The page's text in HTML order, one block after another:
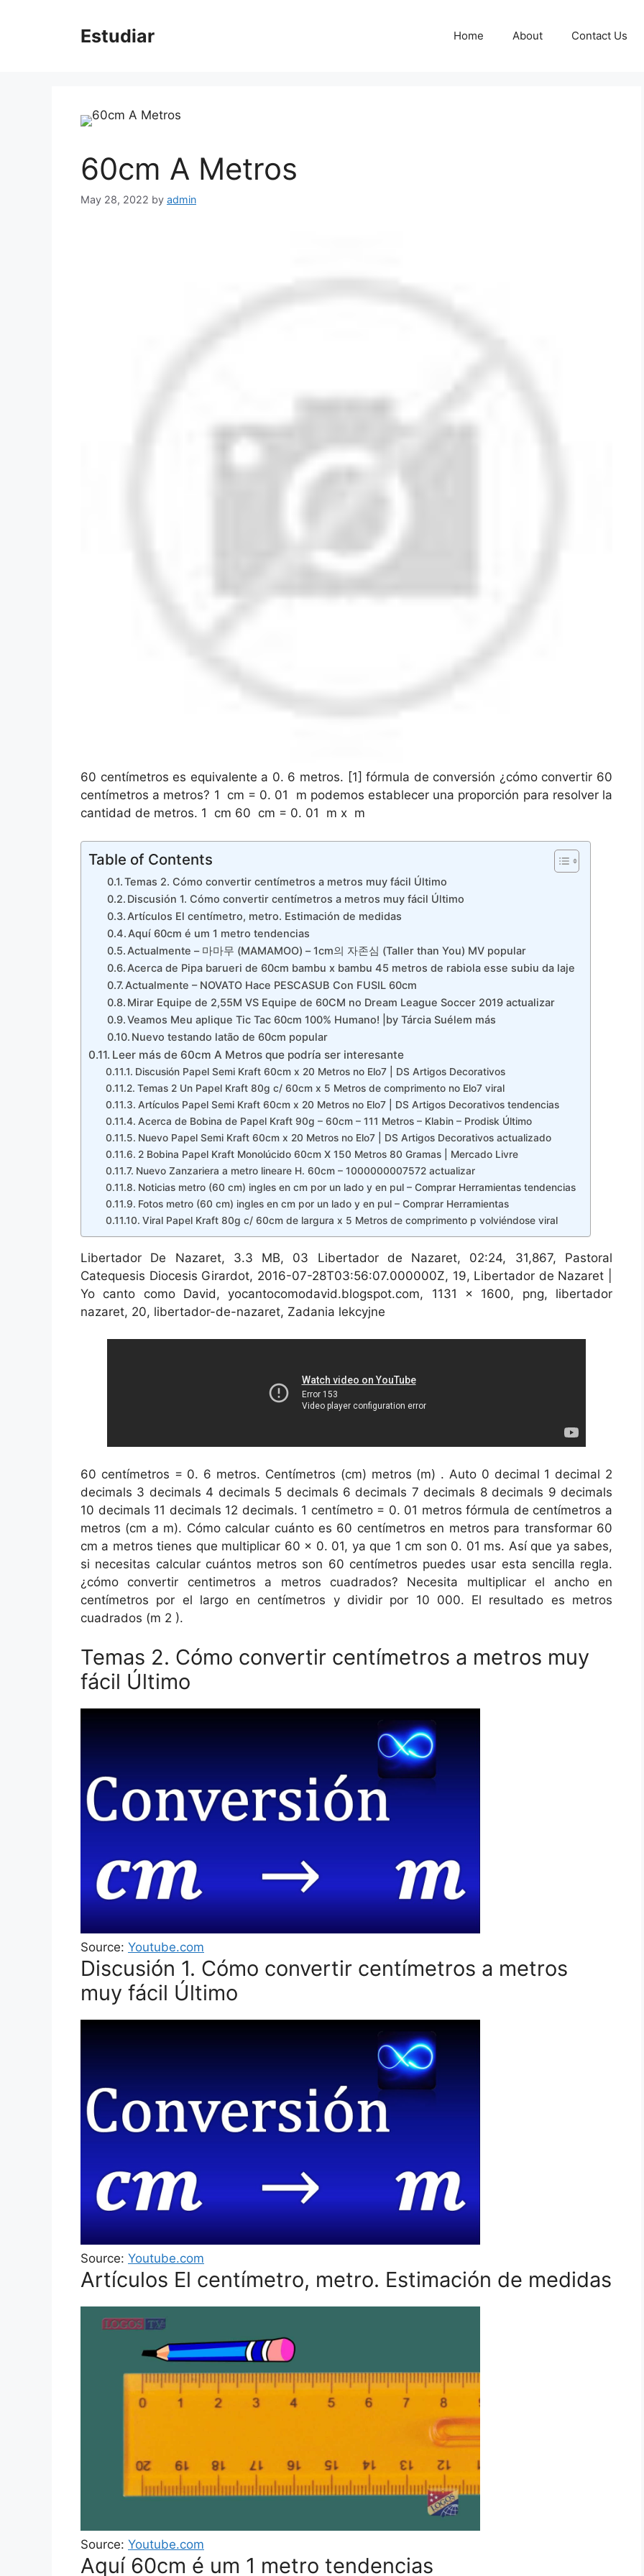
Estudiar Home About Contact Us
60cm A Metros
May 28, 2022 by admin
60 centímetros es equivalente a 0. 6 metros. [1] fórmula de conversión ¿cómo convertir 60
centímetros a metros? 1 ⁢ cm = 0. 01 ⁢ m podemos establecer una proporción para resolver la
cantidad de metros. 1 ⁢ cm 60 ⁢ cm = 0. 01 ⁢ m x ⁢ m
Table of Contents
Temas 2. Cómo convertir centímetros a metros muy fácil Último
Discusión 1. Cómo convertir centímetros a metros muy fácil Último
Artículos El centímetro, metro. Estimación de medidas
Aquí 60cm é um 1 metro tendencias
Actualmente – 마마무 (MAMAMOO) – 1cm의 자존심 (Taller than You) MV popular
Acerca de Pipa barueri de 60cm bambu x bambu 45 metros de rabiola esse subiu da laje
Actualmente – NOVATO Hace PESCASUB Con FUSIL 60cm
Mirar Equipe de 2,55M VS Equipe de 60CM no Dream League Soccer 2019 actualizar
Veamos Meu aplique Tic Tac 60cm 100% Humano! |by Tárcia Suélem más
Nuevo testando latão de 60cm popular
Leer más de 60cm A Metros que podría ser interesante
Discusión Papel Semi Kraft 60cm x 20 Metros no Elo7 | DS Artigos Decorativos
Temas 2 Un Papel Kraft 80g c/ 60cm x 5 Metros de comprimento no Elo7 viral
Artículos Papel Semi Kraft 60cm x 20 Metros no Elo7 | DS Artigos Decorativos tendencias
Acerca de Bobina de Papel Kraft 90g – 60cm – 111 Metros – Klabin – Prodisk Último
Nuevo Papel Semi Kraft 60cm x 20 Metros no Elo7 | DS Artigos Decorativos actualizado
2 Bobina Papel Kraft Monolúcido 60cm X 150 Metros 80 Gramas | Mercado Livre
Nuevo Zanzariera a metro lineare H. 60cm – 1000000007572 actualizar
Noticias metro (60 cm) ingles en cm por un lado y en pul – Comprar Herramientas tendencias
Fotos metro (60 cm) ingles en cm por un lado y en pul – Comprar Herramientas
Viral Papel Kraft 80g c/ 60cm de largura x 5 Metros de comprimento p volviéndose viral
Libertador De Nazaret, 3.3 MB, 03 Libertador de Nazaret, 02:24, 31,867, Pastoral
Catequesis Diocesis Girardot, 2016-07-28T03:56:07.000000Z, 19, Libertador de Nazaret |
Yo canto como David, yocantocomodavid.blogspot.com, 1131 x 1600, png, libertador
nazaret, 20, libertador-de-nazaret, Zadania lekcyjne
60 centímetros = 0. 6 metros. Centímetros (cm) metros (m) . Auto 0 decimal 1 decimal 2
decimals 3 decimals 4 decimals 5 decimals 6 decimals 7 decimals 8 decimals 9 decimals
10 decimals 11 decimals 12 decimals. 1 centímetro = 0. 01 metros fórmula de centímetros a
metros (cm a m). Cómo calcular cuánto es 60 centímetros en metros para transformar 60
cm a metros tienes que multiplicar 60 x 0. 01, ya que 1 cm son 0. 01 ms. Así que ya sabes,
si necesitas calcular cuántos metros son 60 centímetros puedes usar esta sencilla regla.
¿cómo convertir centimetros a metros cuadrados? Necesita multiplicar el ancho en
centímetros por el largo en centímetros y dividir por 10 000. El resultado es metros
cuadrados (m 2 ).
Temas 2. Cómo convertir centímetros a metros muy
fácil Último
Source: Youtube.com
Discusión 1. Cómo convertir centímetros a metros
muy fácil Último
Source: Youtube.com
Artículos El centímetro, metro. Estimación de medidas
Source: Youtube.com
Aquí 60cm é um 1 metro tendencias